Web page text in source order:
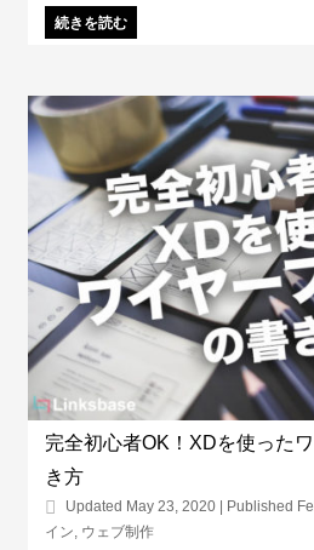
な場面で使いやすいかも記載しています
利用できる本当におすすめの写真素材
続きを読む
完全初心者OK！XDを使った
き方
Updated May 23, 2020 | Published
イン, ウェブ制作